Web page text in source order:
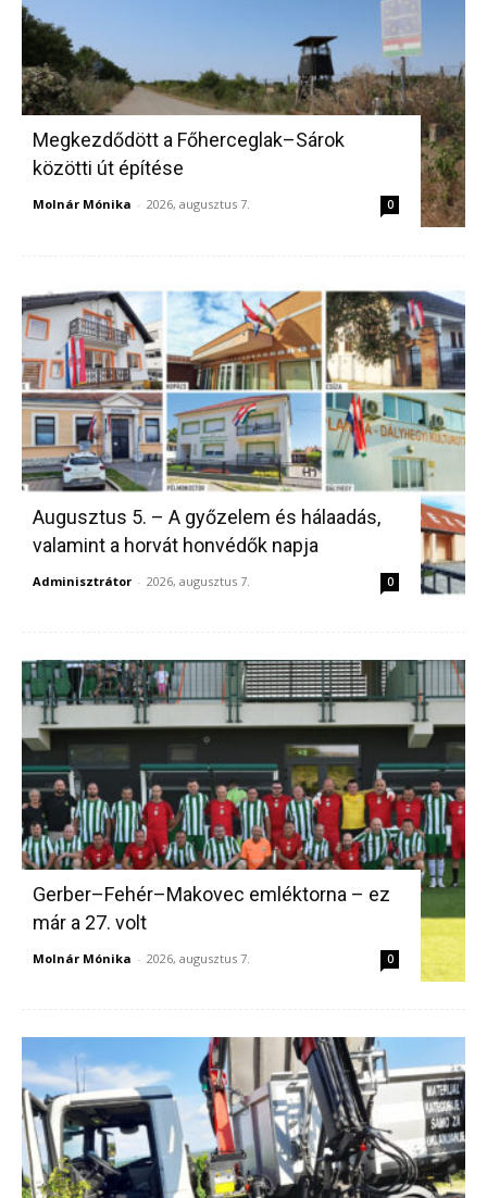
Megkezdődött a Főherceglak–Sárok
közötti út építése
Molnár Mónika - 2026, augusztus 7. 0
Augusztus 5. – A győzelem és hálaadás,
valamint a horvát honvédők napja
Adminisztrátor - 2026, augusztus 7. 0
Gerber–Fehér–Makovec emléktorna – ez
már a 27. volt
Molnár Mónika - 2026, augusztus 7. 0